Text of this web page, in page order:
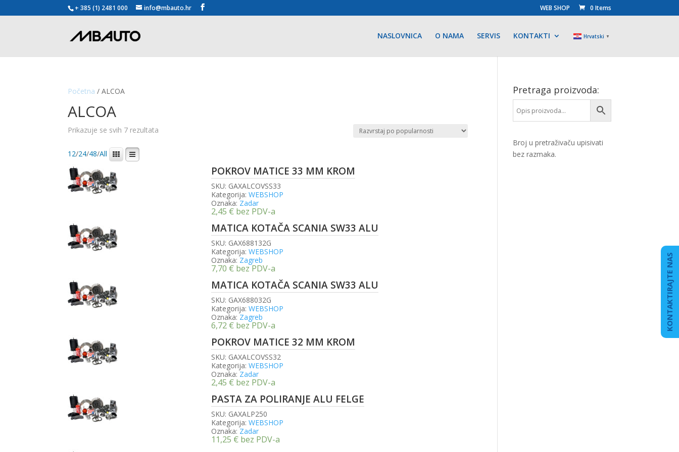
+ 385 (1) 2481 000 info@mbauto.hr WEB SHOP 0 Items
NASLOVNICA O NAMA SERVIS KONTAKTI Hrvatski ▼
Početna / ALCOA
ALCOA
Prikazuje se svih 7 rezultata
12/24/48/All
POKROV MATICE 33 MM KROM
SKU: GAXALCOVSS33
Kategorija: WEBSHOP
Oznaka: Zadar
2,45 € bez PDV-a
MATICA KOTAČA SCANIA SW33 ALU
SKU: GAX688132G
Kategorija: WEBSHOP
Oznaka: Zagreb
7,70 € bez PDV-a
MATICA KOTAČA SCANIA SW33 ALU
SKU: GAX688032G
Kategorija: WEBSHOP
Oznaka: Zagreb
6,72 € bez PDV-a
POKROV MATICE 32 MM KROM
SKU: GAXALCOVSS32
Kategorija: WEBSHOP
Oznaka: Zadar
2,45 € bez PDV-a
PASTA ZA POLIRANJE ALU FELGE
SKU: GAXALP250
Kategorija: WEBSHOP
Oznaka: Zadar
11,25 € bez PDV-a
Pretraga proizvoda:
Broj u pretraživaču upisivati
bez razmaka.
KONTAKTIRAJTE NAS